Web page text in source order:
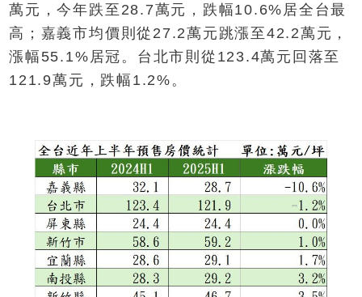
萬元，今年跌至28.7萬元，跌幅10.6%居全台最
高；嘉義市均價則從27.2萬元跳漲至42.2萬元，
漲幅55.1%居冠。台北市則從123.4萬元回落至
121.9萬元，跌幅1.2%。